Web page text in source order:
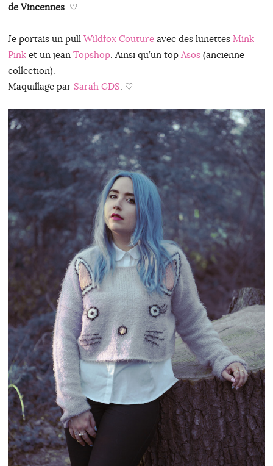
de Vincennes. ♡
Je portais un pull Wildfox Coutureavec des lunettes Mink
Pinket un jean Topshop. Ainsi qu’un top Asos(ancienne
collection).
Maquillage par Sarah GDS. ♡